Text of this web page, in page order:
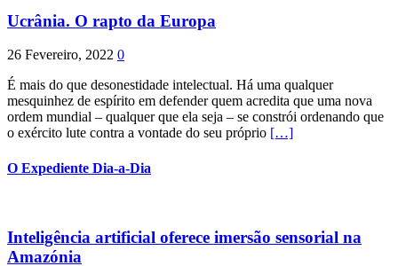
Ucrânia. O rapto da Europa
26 Fevereiro, 2022 0
É mais do que desonestidade intelectual. Há uma qualquer
mesquinhez de espírito em defender quem acredita que uma nova
ordem mundial – qualquer que ela seja – se constrói ordenando que
o exército lute contra a vontade do seu próprio […]
O Expediente Dia-a-Dia
Inteligência artificial oferece imersão sensorial na
Amazónia